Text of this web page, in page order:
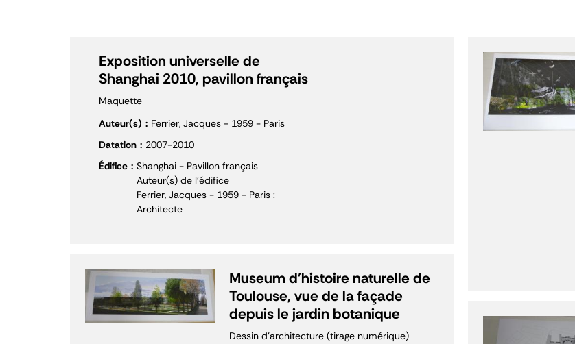
Exposition universelle de
Shanghai 2010, pavillon français
Maquette
Auteur(s)
Ferrier, Jacques - 1959 - Paris
Datation
2007-2010
Édifice
Shanghai - Pavillon français
Auteur(s) de l'édifice
Ferrier, Jacques - 1959 - Paris :
Architecte
Museum d'histoire naturelle de
Toulouse, vue de la façade
depuis le jardin botanique
Dessin d'architecture (tirage numérique)